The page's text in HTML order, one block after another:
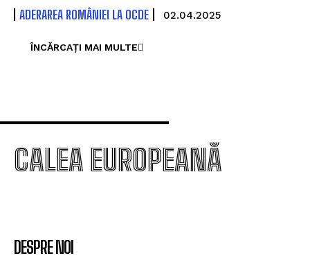
ADERAREA ROMÂNIEI LA OCDE 02.04.2025
ÎNCĂRCAȚI MAI MULTE
CALEA EUROPEANĂ
DESPRE NOI